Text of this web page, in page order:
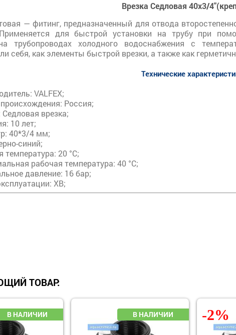
Врезка Седловая 40х3/
— фитинг, предназначенный для отвода
для быстрой установки на трубу при
трубопроводах холодного водоснабжения с
себя, как элементы быстрой врезки, а также как
Технические
VALFEX;
Россия;
врезка;
10 лет;
40*3/4 мм;
синий;
температура: 20 °С;
рабочая температура: 40 °С;
давление: 16 бар;
ХВ;
ТОВАР:
-2%